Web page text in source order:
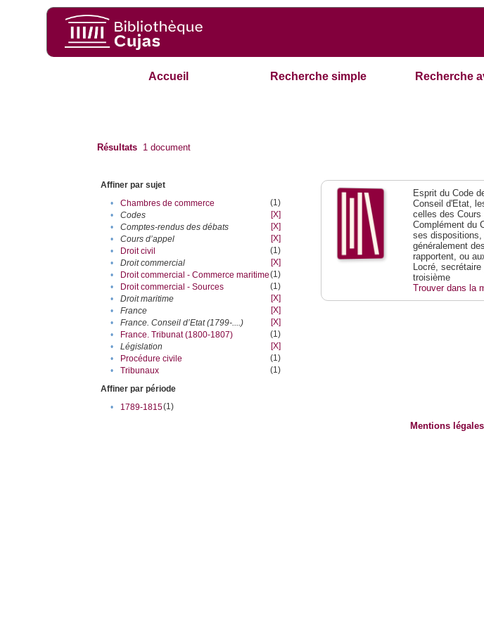
Accueil Recherche simple Recherche
Résultats 1 document
Affiner par sujet
•
Chambres de commerce
(1)
•
Codes
[X]
•
Comptes-rendus des débats
[X]
•
Cours d’appel
[X]
•
Droit civil
(1)
•
Droit commercial
[X]
•
Droit commercial - Commerce maritime(1)
•
Droit commercial - Sources
(1)
•
Droit maritime
[X]
•
France
[X]
•
France. Conseil d’Etat (1799-....)
[X]
•
France. Tribunat (1800-1807)
(1)
•
Législation
[X]
•
Procédure civile
(1)
•
Tribunaux
(1)
Affiner par période
•
1789-1815(1)
Esprit du Code
Conseil d'Etat,
celles des
Complément du
ses dispositions,
généralement
rapportent, ou
Locré,
troisième
Trouver dans la
Mentions légales